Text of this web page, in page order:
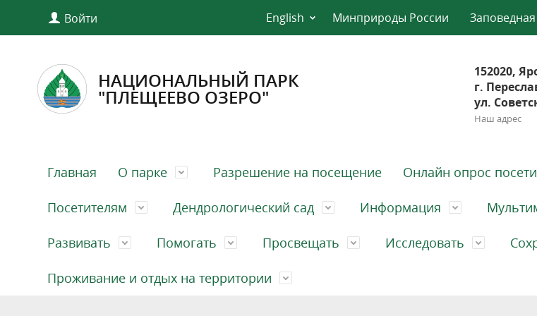
Войти English Минприроды России
НАЦИОНАЛЬНЫЙ ПАРК
"ПЛЕЩЕЕВО ОЗЕРО"
152020,
г.
ул.
Наш адрес
Главная О парке Разрешение на посещение Онлайн опрос
Посетителям Дендрологический сад Информация
Развивать Помогать Просвещать Исследовать
Проживание и отдых на территории